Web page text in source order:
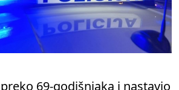
69-godišnjaka i nastavio